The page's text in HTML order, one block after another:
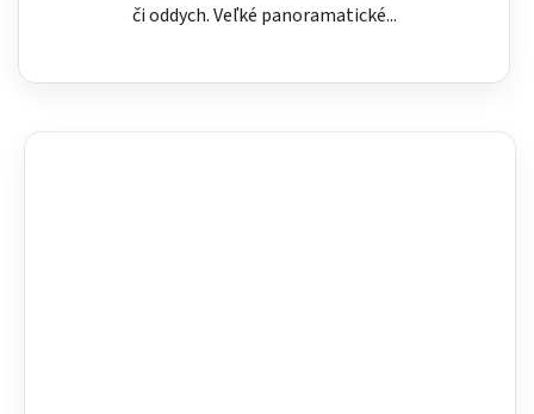
či oddych. Veľké panoramatické...